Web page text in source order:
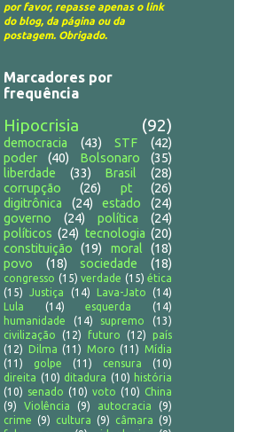
por favor, repasse apenas o link
do blog, da página ou da
postagem. Obrigado.
Marcadores por
frequência
Hipocrisia (92)
democracia (43) STF
(42)
poder
(40) Bolsonaro
(35)
liberdade
(33) Brasil
(28)
corrupção
(26) pt
(26)
digitrônica
(24) estado
(24)
governo
(24) política
(24)
políticos (24) tecnologia (20)
constituição
(19) moral
(18)
povo
(18) sociedade (18)
congresso (15) verdade (15) ética
(15)
Justiça (14) Lava-Jato
(14)
Lula
(14) esquerda
(14)
humanidade
(14) supremo
(13)
civilização
(12) futuro (12)
país
(12)
Dilma (11) Moro (11) Mídia
(11)
golpe (11) censura
(10)
direita (10) ditadura (10) história
(10) senado (10) voto (10) China
(9)
Violência (9) autocracia
(9)
crime (9) cultura (9) câmara (9)